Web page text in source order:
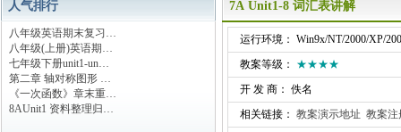
人气排行
八年级英语期末复习…
八年级(上册)英语期…
七年级下册unit1-un…
第二章 轴对称图形 …
《一次函数》章末重…
8AUnit1 资料整理归…
7A Unit1-8 词汇表讲解
运行环境： Win9x/NT/2000/XP/
教案等级： ★★★★
开 发 商： 佚名
相关链接： 教案演示地址 教案注